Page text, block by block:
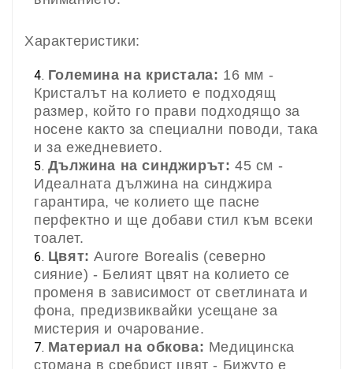
Характеристики:
Големина на кристала: 16 мм -
Кристалът на колието е подходящ
размер, който го прави подходящо за
носене както за специални поводи, така
и за ежедневието.
Дължина на синджирът: 45 см -
Идеалната дължина на синджира
гарантира, че колието ще пасне
перфектно и ще добави стил към всеки
тоалет.
Цвят: Aurore Borealis (северно
сияние) - Белият цвят на колието се
променя в зависимост от светлината и
фона, предизвиквайки усещане за
мистерия и очарование.
Материал на обкова: Медицинска
стомана в сребрист цвят - Бижуто е